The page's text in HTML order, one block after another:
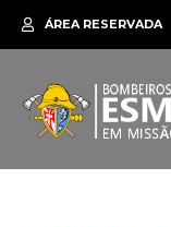
ÁREA RESERVADA